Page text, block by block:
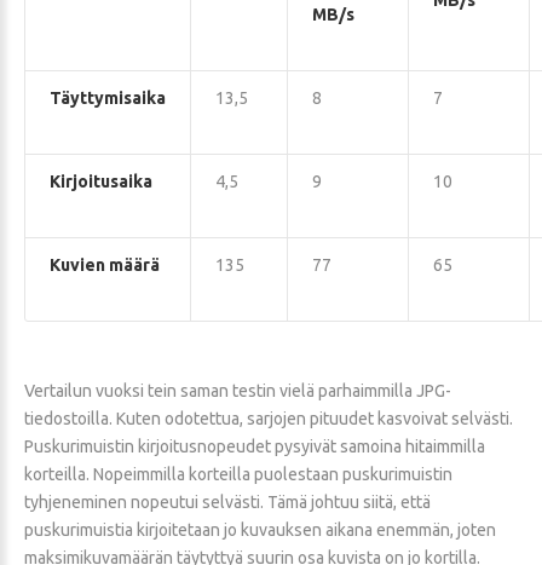
MB/s
Täyttymisaika 13,5 8 7
Kirjoitusaika 4,5 9 10
Kuvien määrä 135 77 65
Vertailun vuoksi tein saman testin vielä parhaimmilla JPG-
tiedostoilla. Kuten odotettua, sarjojen pituudet kasvoivat selvästi.
Puskurimuistin kirjoitusnopeudet pysyivät samoina hitaimmilla
korteilla. Nopeimmilla korteilla puolestaan puskurimuistin
tyhjeneminen nopeutui selvästi. Tämä johtuu siitä, että
puskurimuistia kirjoitetaan jo kuvauksen aikana enemmän, joten
maksimikuvamäärän täytyttyä suurin osa kuvista on jo kortilla.